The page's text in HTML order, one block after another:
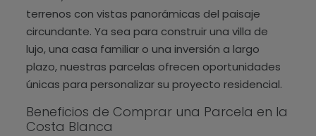
terrenos con vistas panorámicas del paisaje
circundante. Ya sea para construir una villa de
lujo, una casa familiar o una inversión a largo
plazo, nuestras parcelas ofrecen oportunidades
únicas para personalizar su proyecto residencial.
Beneficios de Comprar una Parcela en la
Costa Blanca